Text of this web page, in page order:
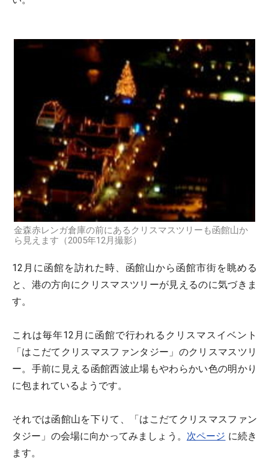
金森赤レンガ倉庫の前にあるクリスマスツリーも函館山か
ら見えます（2005年12月撮影）
12月に函館を訪れた時、函館山から函館市街を眺める
と、港の方向にクリスマスツリーが見えるのに気づきま
す。
これは毎年12月に函館で行われるクリスマスイベント
「はこだてクリスマスファンタジー」のクリスマスツリ
ー。手前に見える函館西波止場もやわらかい色の明かり
に包まれているようです。
それでは函館山を下りて、「はこだてクリスマスファン
タジー」の会場に向かってみましょう。 次ページ に続き
ます。